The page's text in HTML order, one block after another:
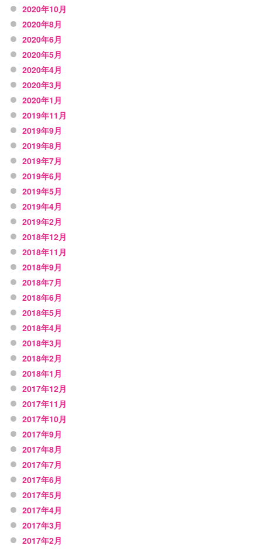
2020年10月
2020年8月
2020年6月
2020年5月
2020年4月
2020年3月
2020年1月
2019年11月
2019年9月
2019年8月
2019年7月
2019年6月
2019年5月
2019年4月
2019年2月
2018年12月
2018年11月
2018年9月
2018年7月
2018年6月
2018年5月
2018年4月
2018年3月
2018年2月
2018年1月
2017年12月
2017年11月
2017年10月
2017年9月
2017年8月
2017年7月
2017年6月
2017年5月
2017年4月
2017年3月
2017年2月